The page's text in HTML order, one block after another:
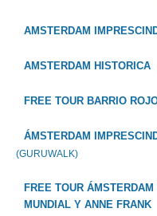
AMSTERDAM
AMSTERDAM HISTORICA
FREE TOUR BARRIO
ÁMSTERDAM
(GURUWALK)
FREE TOUR
MUNDIAL Y ANNE FRANK